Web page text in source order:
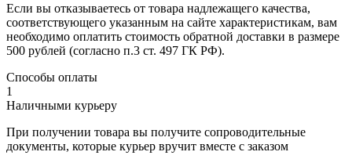
Если вы отказываетесь от товара надлежащего качества,
соответствующего указанным на сайте характеристикам, вам
необходимо оплатить стоимость обратной доставки в размере
500 рублей (согласно п.3 ст. 497 ГК РФ).
Способы оплаты
1
Наличными курьеру
При получении товара вы получите сопроводительные
документы, которые курьер вручит вместе с заказом